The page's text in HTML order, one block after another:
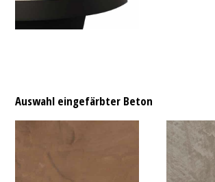
Auswahl eingefärbter Beton